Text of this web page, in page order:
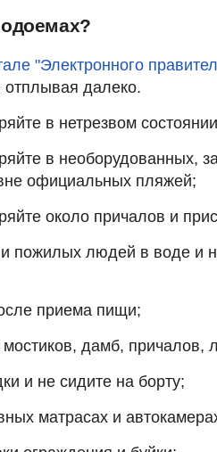
"Электронного
отплывая далеко.
в нетрезвом
в необорудованных,
официальных пляжей;
около причалов и
и пожилых людей в воде и
приема пищи;
дамб, причалов,
и не сидите на борту;
матрасах и